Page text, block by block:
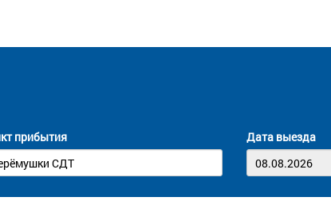
прибытия Дата выезда